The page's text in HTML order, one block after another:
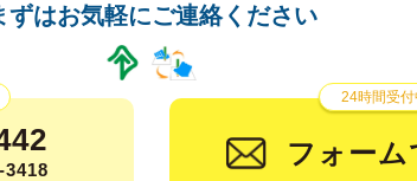
ずはお気軽にご連絡ください
3418
24時間受付
フォーム